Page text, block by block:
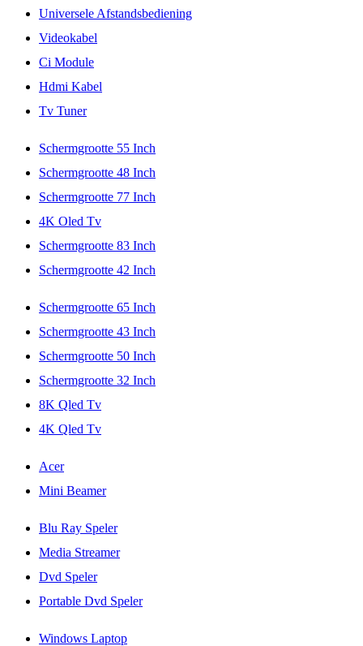
Universele Afstandsbediening
Videokabel
Ci Module
Hdmi Kabel
Tv Tuner
Schermgrootte 55 Inch
Schermgrootte 48 Inch
Schermgrootte 77 Inch
4K Oled Tv
Schermgrootte 83 Inch
Schermgrootte 42 Inch
Schermgrootte 65 Inch
Schermgrootte 43 Inch
Schermgrootte 50 Inch
Schermgrootte 32 Inch
8K Qled Tv
4K Qled Tv
Acer
Mini Beamer
Blu Ray Speler
Media Streamer
Dvd Speler
Portable Dvd Speler
Windows Laptop